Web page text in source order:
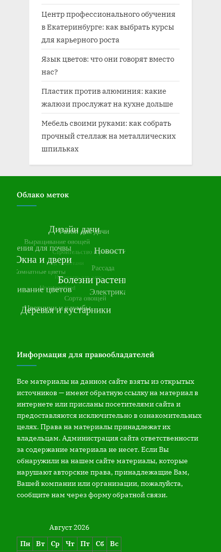
Центр профессионального обучения
в Екатеринбурге: как выбрать курсы
для карьерного роста
Язык цветов: что они говорят вместо
нас?
Пластик против алюминия: какие
жалюзи прослужат на кухне дольше
Мебель своими руками: как собрать
прочный стеллаж на металлических
шпильках
Облако меток
Информация для правообладателей
Все материалы на данном сайте взяты из открытых
источников — имеют обратную ссылку на материал в
интернете или присланы посетителями сайта и
предоставляются исключительно в ознакомительных
целях. Права на материалы принадлежат их
владельцам. Администрация сайта ответственности
за содержание материала не несет. Если Вы
обнаружили на нашем сайте материалы, которые
нарушают авторские права, принадлежащие Вам,
Вашей компании или организации, пожалуйста,
сообщите нам через форму обратной связи.
Август 2026
Пн
Вт Ср Чт Пт Сб Вс